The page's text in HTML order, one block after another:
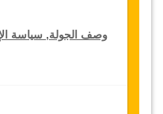
وصف الجولة, سياسة